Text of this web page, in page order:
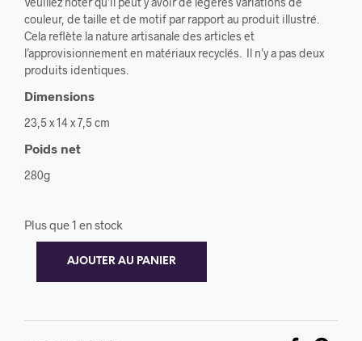
couleur, de taille et de motif par rapport au produit illustré.
Cela reflète la nature artisanale des articles et
l’approvisionnement en matériaux recyclés. Il n’y a pas deux
produits identiques.
Dimensions
23,5 x 14 x 7,5 cm
Poids net
280g
Plus que 1 en stock
AJOUTER AU PANIER